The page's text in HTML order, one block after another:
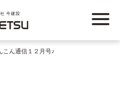
こん通信１２月号♪